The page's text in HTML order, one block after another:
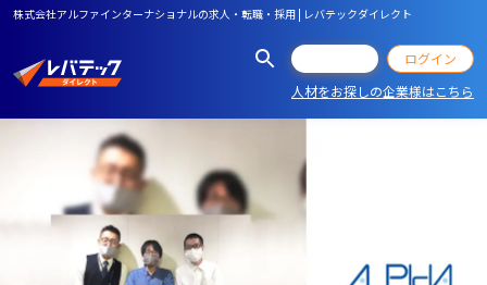
株式会社アルファインターナショナルの求人・転職・採用 | レバテックダイレクト
ログイン
人材をお探しの企業様はこちら